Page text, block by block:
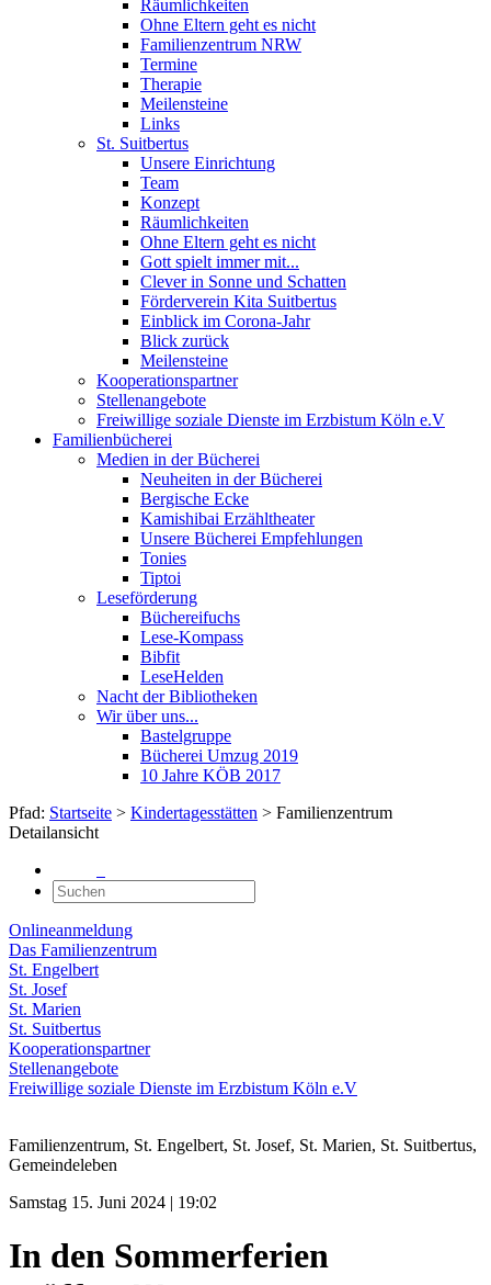
Räumlichkeiten
Ohne Eltern geht es nicht
Familienzentrum NRW
Termine
Therapie
Meilensteine
Links
St. Suitbertus
Unsere Einrichtung
Team
Konzept
Räumlichkeiten
Ohne Eltern geht es nicht
Gott spielt immer mit...
Clever in Sonne und Schatten
Förderverein Kita Suitbertus
Einblick im Corona-Jahr
Blick zurück
Meilensteine
Kooperationspartner
Stellenangebote
Freiwillige soziale Dienste im Erzbistum Köln e.V
Familienbücherei
Medien in der Bücherei
Neuheiten in der Bücherei
Bergische Ecke
Kamishibai Erzähltheater
Unsere Bücherei Empfehlungen
Tonies
Tiptoi
Leseförderung
Büchereifuchs
Lese-Kompass
Bibfit
LeseHelden
Nacht der Bibliotheken
Wir über uns...
Bastelgruppe
Bücherei Umzug 2019
10 Jahre KÖB 2017
Pfad: Startseite > Kindertagesstätten > Familienzentrum
Detailansicht
Onlineanmeldung
Das Familienzentrum
St. Engelbert
St. Josef
St. Marien
St. Suitbertus
Kooperationspartner
Stellenangebote
Freiwillige soziale Dienste im Erzbistum Köln e.V
Familienzentrum, St. Engelbert, St. Josef, St. Marien, St. Suitbertus,
Gemeindeleben
Samstag 15. Juni 2024 | 19:02
In den Sommerferien